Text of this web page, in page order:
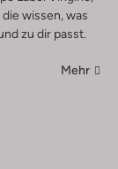
wissen, was
zu dir passt.
Mehr